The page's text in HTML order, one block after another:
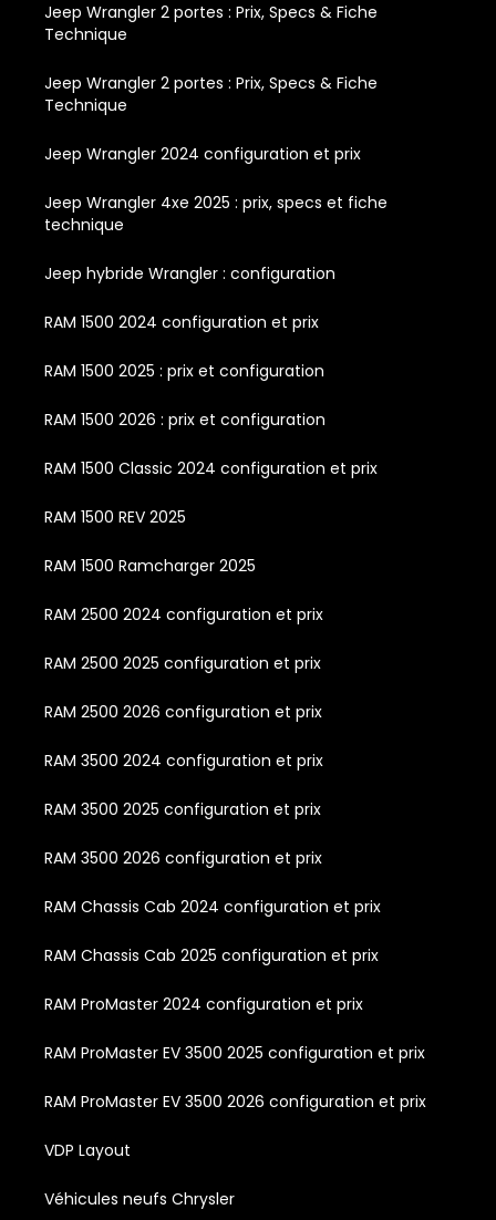
Jeep Wrangler 2 portes : Prix, Specs & Fiche
Technique
Jeep Wrangler 2 portes : Prix, Specs & Fiche
Technique
Jeep Wrangler 2024 configuration et prix
Jeep Wrangler 4xe 2025 : prix, specs et fiche
technique
Jeep hybride Wrangler : configuration
RAM 1500 2024 configuration et prix
RAM 1500 2025 : prix et configuration
RAM 1500 2026 : prix et configuration
RAM 1500 Classic 2024 configuration et prix
RAM 1500 REV 2025
RAM 1500 Ramcharger 2025
RAM 2500 2024 configuration et prix
RAM 2500 2025 configuration et prix
RAM 2500 2026 configuration et prix
RAM 3500 2024 configuration et prix
RAM 3500 2025 configuration et prix
RAM 3500 2026 configuration et prix
RAM Chassis Cab 2024 configuration et prix
RAM Chassis Cab 2025 configuration et prix
RAM ProMaster 2024 configuration et prix
RAM ProMaster EV 3500 2025 configuration et prix
RAM ProMaster EV 3500 2026 configuration et prix
VDP Layout
Véhicules neufs Chrysler